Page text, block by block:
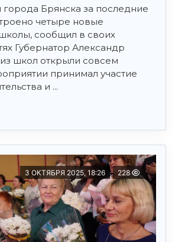
Брянска за последние
четыре новые
сообщил в своих
Губернатор Александр
школ открыли совсем
принимал участие
и ...
3 ОКТЯБРЯ 2025, 18:26 228